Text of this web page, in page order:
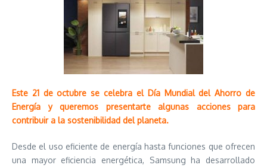
Este 21 de octubre se celebra el Día Mundial del Ahorro de
Energía y queremos presentarte algunas acciones para
contribuir a la sostenibilidad del planeta.
Desde el uso eficiente de energía hasta funciones que ofrecen
una mayor eficiencia energética, Samsung ha desarrollado